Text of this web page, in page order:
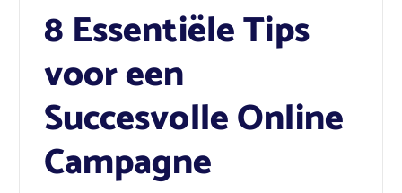
8 Essentiële Tips
voor een
Succesvolle Online
Campagne